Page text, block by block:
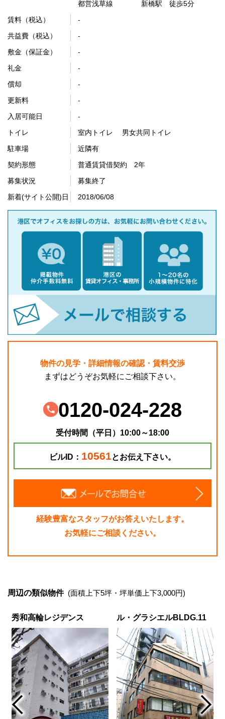
都営浅草線 新橋駅 徒歩5分
賃料（税込）
-
共益費（税込）
-
敷金（保証金）
-
礼金
-
償却
-
更新料
-
入居可能日
-
トイレ
室内トイレ 男女共同トイレ
駐車場
近隣有
契約形態
普通賃貸借契約 2年
募集状況
募集終了
新着(サイト公開)日
2018/06/08
物件の見学・詳細情報の確認・賃料交渉
まずはどうぞお気軽にご相談下さい。
0120-024-228
受付時間（平日）10:00～18:00
ビルID： 10561とお伝え下さい。
経験豊富なスタッフがお答えいたします。
お気軽にご相談ください。
周辺の類似物件 (面積上下5坪・坪単価上下3,000円)